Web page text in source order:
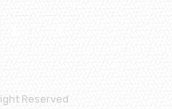
Reserved